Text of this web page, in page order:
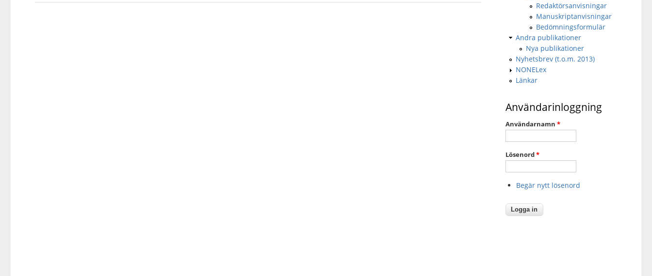
Redaktörsanvisningar
Manuskriptanvisningar
Bedömningsformulär
Andra publikationer
Nya publikationer
Nyhetsbrev (t.o.m. 2013)
NONELex
Länkar
Användarinloggning
Användarnamn *
Lösenord*
Begär nytt lösenord